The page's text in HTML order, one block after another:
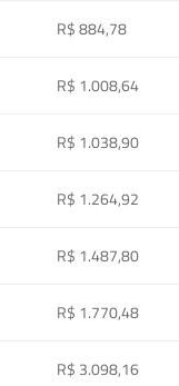
R$ 884,78
R$ 1.008,64
R$ 1.038,90
R$ 1.264,92
R$ 1.487,80
R$ 1.770,48
R$ 3.098,16